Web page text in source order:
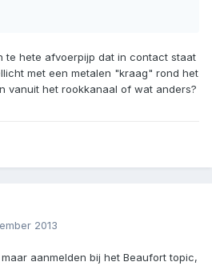
te hete afvoerpijp dat in contact staat
met een metalen "kraag" rond het
vanuit het rookkanaal of wat anders?
2013
aanmelden bij het Beaufort topic,